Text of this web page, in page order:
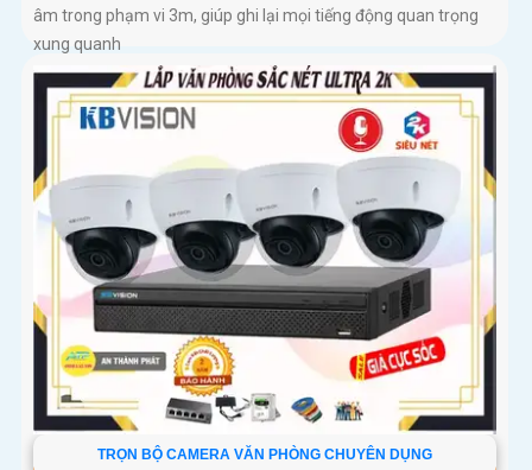
âm trong phạm vi 3m, giúp ghi lại mọi tiếng động quan trọng
xung quanh
TRỌN BỘ CAMERA VĂN PHÒNG CHUYÊN DỤNG